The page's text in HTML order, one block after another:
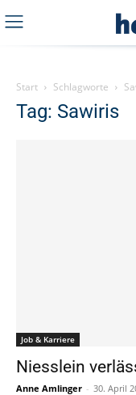
Start Schlagworte
Tag: Sawiris
Job & Karriere
Niesslein
Anne Amlinger - 30. April